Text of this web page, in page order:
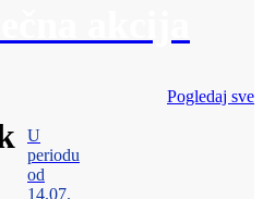
Pogledaj sve
U
periodu
od
14.07.